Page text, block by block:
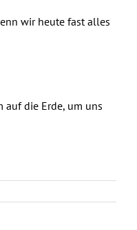
wir heute fast alles
auf die Erde, um uns